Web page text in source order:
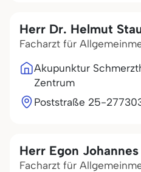
Herr Dr. Helmut
Facharzt für
Akupunktur
Zentrum
Poststraße 25-27
Herr Egon
Facharzt für